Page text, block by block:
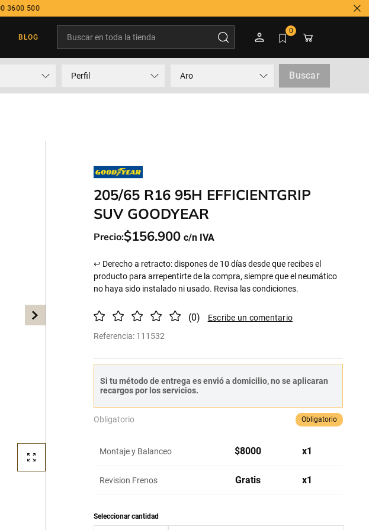
BLOG
0
Perfil Aro Buscar
205/65 R16 95H EFFICIENTGRIP
SUV GOODYEAR
Precio:$156.900
↩ Derecho a retracto: dispones de 10 días desde que recibes el
producto para arrepentirte de la compra, siempre que el neumático
no haya sido instalado ni usado. Revisa las condiciones.
(0)
Referencia: 111532
Si tu método de entrega es envió a domicilio, no se aplicaran
recargos por los servicios.
Obligatorio Obligatorio
Montaje y Balanceo $8000 x1
Revision Frenos Gratis x1